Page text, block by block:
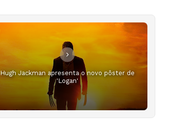
Hugh Jackman apresenta o novo pôster de
'Logan'